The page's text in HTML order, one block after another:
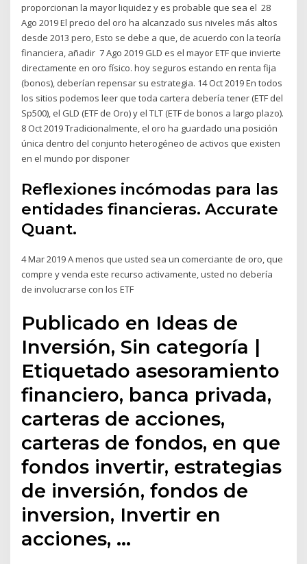
proporcionan la mayor liquidez y es probable que sea el 28
Ago 2019 El precio del oro ha alcanzado sus niveles más altos
desde 2013 pero, Esto se debe a que, de acuerdo con la teoría
financiera, añadir 7 Ago 2019 GLD es el mayor ETF que invierte
directamente en oro físico. hoy seguros estando en renta fija
(bonos), deberían repensar su estrategia. 14 Oct 2019 En todos
los sitios podemos leer que toda cartera debería tener (ETF del
Sp500), el GLD (ETF de Oro) y el TLT (ETF de bonos a largo plazo).
8 Oct 2019 Tradicionalmente, el oro ha guardado una posición
única dentro del conjunto heterogéneo de activos que existen
en el mundo por disponer
Reflexiones incómodas para las
entidades financieras. Accurate
Quant.
4 Mar 2019 A menos que usted sea un comerciante de oro, que
compre y venda este recurso activamente, usted no debería
de involucrarse con los ETF
Publicado en Ideas de
Inversión, Sin categoría |
Etiquetado asesoramiento
financiero, banca privada,
carteras de acciones,
carteras de fondos, en que
fondos invertir, estrategias
de inversión, fondos de
inversion, Invertir en
acciones, …